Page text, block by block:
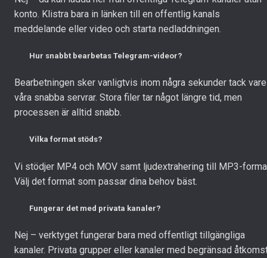
konto. Klistra bara in länken till en offentlig kanals
meddelande eller video och starta nedladdningen.
Hur snabbt bearbetas Telegram-videor?
Bearbetningen sker vanligtvis inom några sekunder tack vare
våra snabba servrar. Stora filer tar något längre tid, men
processen är alltid snabb.
Vilka format stöds?
Vi stödjer MP4 och MOV samt ljudextrahering till MP3-
Välj det format som passar dina behov bäst.
Fungerar det med privata kanaler?
Nej – verktyget fungerar bara med offentligt tillgängliga
kanaler. Privata grupper eller kanaler med begränsad